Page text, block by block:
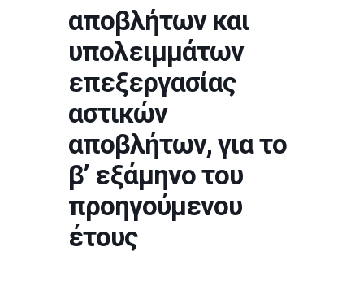
αποβλήτων και
υπολειμμάτων
επεξεργασίας
αστικών
αποβλήτων, για το
β’ εξάμηνο του
προηγούμενου
έτους